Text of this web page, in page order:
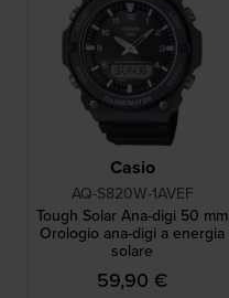
Casio
AQ-S820W-1AVEF
Tough Solar Ana-digi 50 mm
Orologio ana-digi a energia
solare
59,90 €